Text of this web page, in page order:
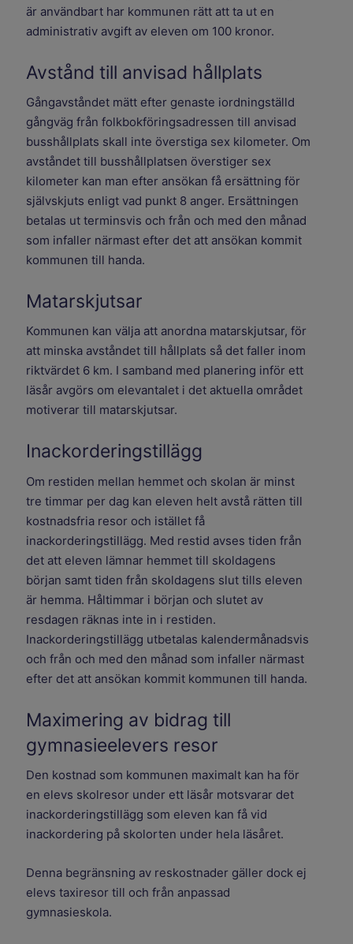
är användbart har kommunen rätt att ta ut en
administrativ avgift av eleven om 100 kronor.
Avstånd till anvisad hållplats
Gångavståndet mätt efter genaste iordningställd
gångväg från folkbokföringsadressen till anvisad
busshållplats skall inte överstiga sex kilometer. Om
avståndet till busshållplatsen överstiger sex
kilometer kan man efter ansökan få ersättning för
självskjuts enligt vad punkt 8 anger. Ersättningen
betalas ut terminsvis och från och med den månad
som infaller närmast efter det att ansökan kommit
kommunen till handa.
Matarskjutsar
Kommunen kan välja att anordna matarskjutsar, för
att minska avståndet till hållplats så det faller inom
riktvärdet 6 km. I samband med planering inför ett
läsår avgörs om elevantalet i det aktuella området
motiverar till matarskjutsar.
Inackorderingstillägg
Om restiden mellan hemmet och skolan är minst
tre timmar per dag kan eleven helt avstå rätten till
kostnadsfria resor och istället få
inackorderingstillägg. Med restid avses tiden från
det att eleven lämnar hemmet till skoldagens
början samt tiden från skoldagens slut tills eleven
är hemma. Håltimmar i början och slutet av
resdagen räknas inte in i restiden.
Inackorderingstillägg utbetalas kalendermånadsvis
och från och med den månad som infaller närmast
efter det att ansökan kommit kommunen till handa.
Maximering av bidrag till
gymnasieelevers resor
Den kostnad som kommunen maximalt kan ha för
en elevs skolresor under ett läsår motsvarar det
inackorderingstillägg som eleven kan få vid
inackordering på skolorten under hela läsåret.
Denna begränsning av reskostnader gäller dock ej
elevs taxiresor till och från anpassad
gymnasieskola.